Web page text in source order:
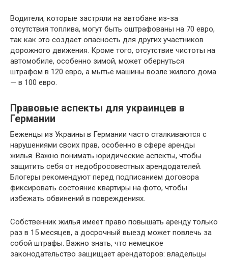
Водители, которые застряли на автобане из-за
отсутствия топлива, могут быть оштрафованы на 70 евро,
так как это создает опасность для других участников
дорожного движения. Кроме того, отсутствие чистоты на
автомобиле, особенно зимой, может обернуться
штрафом в 120 евро, а мытьё машины возле жилого дома
— в 100 евро.
Правовые аспекты для украинцев в
Германии
Беженцы из Украины в Германии часто сталкиваются с
нарушениями своих прав, особенно в сфере аренды
жилья. Важно понимать юридические аспекты, чтобы
защитить себя от недобросовестных арендодателей.
Блогеры рекомендуют перед подписанием договора
фиксировать состояние квартиры на фото, чтобы
избежать обвинений в повреждениях.
Собственник жилья имеет право повышать аренду только
раз в 15 месяцев, а досрочный выезд может повлечь за
собой штрафы. Важно знать, что немецкое
законодательство защищает арендаторов: владельцы